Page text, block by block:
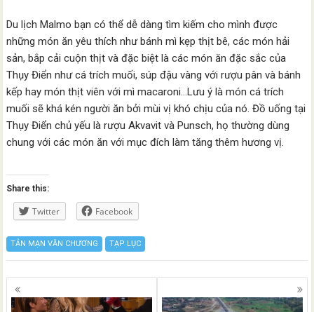
Du lịch Malmo bạn có thể dễ dàng tìm kiếm cho mình được
những món ăn yêu thích như bánh mì kẹp thịt bê, các món hải
sản, bắp cải cuộn thịt và đặc biệt là các món ăn đặc sắc của
Thụy Điển như cá trích muối, súp đậu vàng với rượu pân và bánh
kếp hay món thịt viên với mì macaroni…Lưu ý là món cá trích
muối sẽ khá kén người ăn bởi mùi vị khó chịu của nó. Đồ uống tại
Thụy Điển chủ yếu là rượu Akvavit và Punsch, họ thường dùng
chung với các món ăn với mục đích làm tăng thêm hương vị.
Share this:
Twitter Facebook
TẢN MẠN VĂN CHƯƠNG TẠP LỤC
Posts
navigation